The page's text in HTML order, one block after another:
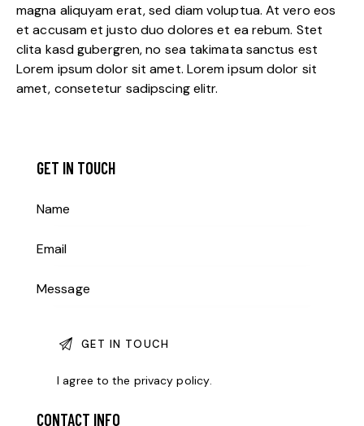
magna aliquyam erat, sed diam voluptua. At vero eos
et accusam et justo duo dolores et ea rebum. Stet
clita kasd gubergren, no sea takimata sanctus est
Lorem ipsum dolor sit amet. Lorem ipsum dolor sit
amet, consetetur sadipscing elitr.
GET IN TOUCH
I agree to the privacy policy.
CONTACT INFO